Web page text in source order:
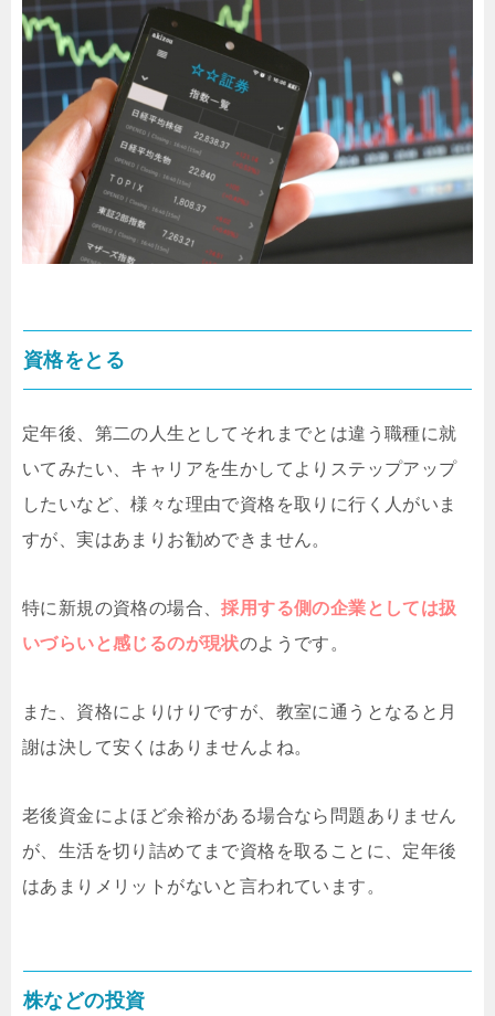
資格をとる
定年後、第二の人生としてそれまでとは違う職種に就
いてみたい、キャリアを生かしてよりステップアップ
したいなど、様々な理由で資格を取りに行く人がいま
すが、実はあまりお勧めできません。
特に新規の資格の場合、採用する側の企業としては扱
いづらいと感じるのが現状のようです。
また、資格によりけりですが、教室に通うとなると月
謝は決して安くはありませんよね。
老後資金によほど余裕がある場合なら問題ありません
が、生活を切り詰めてまで資格を取ることに、定年後
はあまりメリットがないと言われています。
株などの投資